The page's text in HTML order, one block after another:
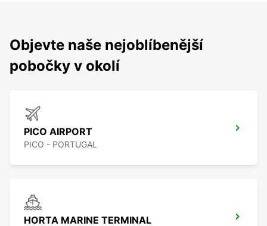
Objevte naše nejoblíbenější
pobočky v okolí
PICO AIRPORT
PICO - PORTUGAL
HORTA MARINE TERMINAL